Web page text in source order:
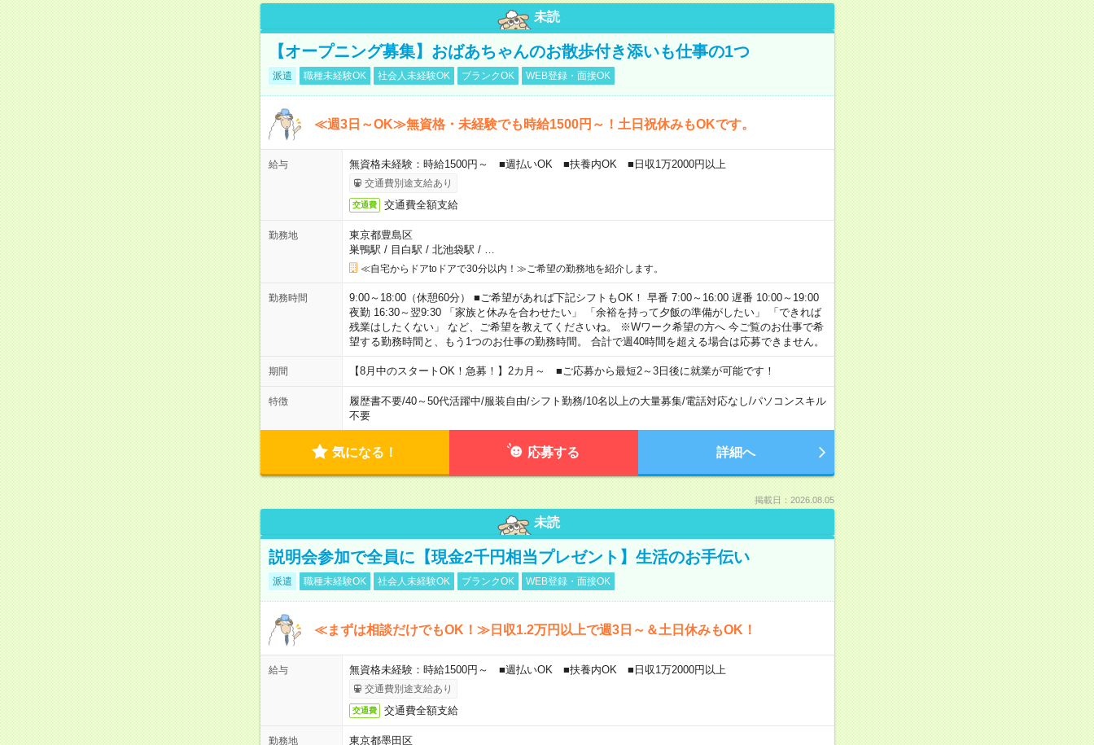
未読
【オープニング募集】おばあちゃんのお散歩付き添いも仕事の1つ
派遣 職種未経験OK 社会人未経験OK ブランクOK WEB登録・面接OK
≪週3日～OK≫無資格・未経験でも時給1500円～！土日祝休みもOKです。
給与 無資格未経験：時給1500円～ ■週払いOK ■扶養内OK ■日収1万2000円以上
交通費別途支給あり
交通費 交通費全額支給
勤務地
東京都豊島区
巣鴨駅 / 目白駅 / 北池袋駅 /
≪自宅からドアtoドアで30分以内！≫ご希望の勤務地を紹介します。
勤務時間
9:00～18:00（休憩60分） ■ご希望があれば下記シフトもOK！ 早番 7:00～16:00 遅番 10:00～19:00
夜勤 16:30～翌9:30 「家族と休みを合わせたい」 「余裕を持って夕飯の準備がしたい」 「できれば
残業はしたくない」 など、ご希望を教えてくださいね。 ※Wワーク希望の方へ 今ご覧のお仕事で希
望する勤務時間と、もう1つのお仕事の勤務時間。 合計で週40時間を超える場合は応募できません。
期間 【8月中のスタートOK！急募！】2カ月～ ■ご応募から最短2～3日後に就業が可能です！
特徴 履歴書不要/40～50代活躍中/服装自由/シフト勤務/10名以上の大量募集/電話対応なし/パソコンスキル
不要
気になる！ 応募する 詳細へ
掲載日：2026.08.05
未読
説明会参加で全員に【現金2千円相当プレゼント】生活のお手伝い
派遣 職種未経験OK 社会人未経験OK ブランクOK WEB登録・面接OK
≪まずは相談だけでもOK！≫日収1.2万円以上で週3日～＆土日休みもOK！
給与 無資格未経験：時給1500円～ ■週払いOK ■扶養内OK ■日収1万2000円以上
交通費別途支給あり
交通費 交通費全額支給
勤務地
東京都墨田区